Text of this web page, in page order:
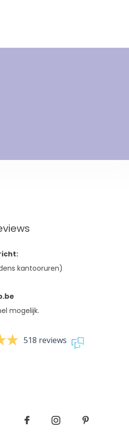
kantooruren)
mogelijk.
518 reviews